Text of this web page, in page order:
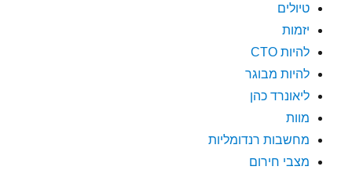
טיולים
יזמות
להיות CTO
להיות מבוגר
ליאונרד כהן
מוות
מחשבות רנדומליות
מצבי חירום